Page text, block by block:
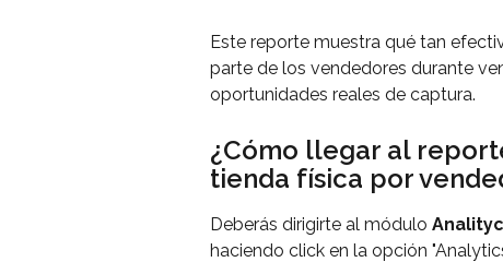
Este reporte muestra qué tan
parte de los vendedores durante
oportunidades reales de captura.
¿Cómo llegar al
tienda física por
Deberás dirigirte al módulo
haciendo click en la opción